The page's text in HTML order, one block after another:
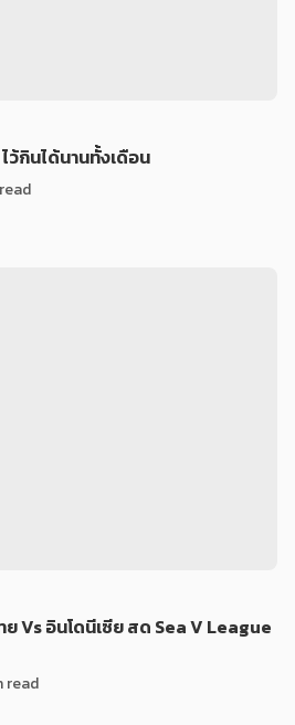
ว้กินได้นานทั้งเดือน
Vs อินโดนีเซีย สด Sea V League
read